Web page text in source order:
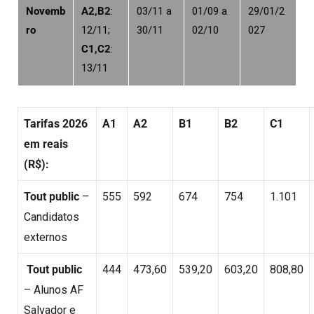
Novemb
ro
A2,B2:
12/11;
C1,C2:
13/11
03/11 a
30/11
01/09 a
02/10
29/01/2
027
Tarifas 2026
em reais
(R$):
A1 A2 B1 B2 C1
Tout public –
Candidatos
externos
555 592 674 754 1.101
Tout public
– Alunos AF
Salvador e
444 473,60 539,20 603,20 808,80